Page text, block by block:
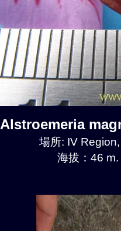
Alstroemeria
場所: IV
海拔：46